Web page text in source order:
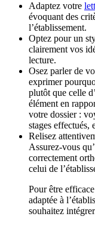
Adaptez votre
évoquant des
l’établissement.
Optez pour un
clairement vos
lecture.
Osez parler de
exprimer
plutôt que celle
élément en
votre dossier :
stages effectués,
Relisez
Assurez-vous
correctement
celui de
Pour être
adaptée à
souhaitez